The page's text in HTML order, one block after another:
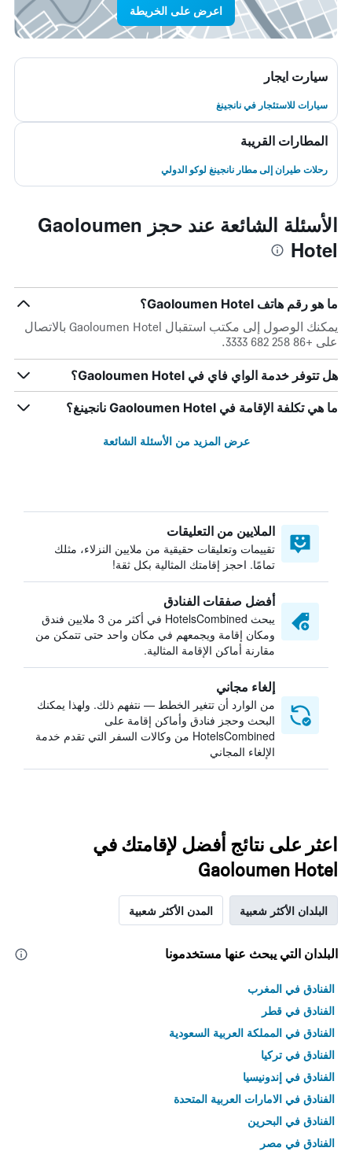
اعرض على الخريطة
سيارت ايجار
سيارات للاستئجار في نانجينغ
المطارات القريبة
رحلات طيران إلى مطار نانجينغ لوكو الدولي
الأسئلة الشائعة عند حجز Gaoloumen
Hotel
ما هو رقم هاتف Gaoloumen Hotel؟
يمكنك الوصول إلى مكتب استقبال Gaoloumen Hotel بالاتصال
على +86 258 682 3333.
هل تتوفر خدمة الواي فاي في Gaoloumen Hotel؟
ما هي تكلفة الإقامة في Gaoloumen Hotel نانجينغ؟
عرض المزيد من الأسئلة الشائعة
الملايين من التعليقات
تقييمات وتعليقات حقيقية من ملايين النزلاء، مثلك
تمامًا. احجز إقامتك المثالية بكل ثقة!
أفضل صفقات الفنادق
يبحث HotelsCombined في أكثر من 3 ملايين فندق
ومكان إقامة ويجمعهم في مكان واحد حتى تتمكن من
مقارنة أماكن الإقامة المثالية.
إلغاء مجاني
من الوارد أن تتغير الخطط — نتفهم ذلك. ولهذا يمكنك
البحث وحجز فنادق وأماكن إقامة على
HotelsCombined من وكالات السفر التي تقدم خدمة
الإلغاء المجاني
اعثر على نتائج أفضل لإقامتك في
Gaoloumen Hotel
البلدان الأكثر شعبية المدن الأكثر شعبية
البلدان التي يبحث عنها مستخدمونا
الفنادق في المغرب
الفنادق في قطر
الفنادق في المملكة العربية السعودية
الفنادق في تركيا
الفنادق في إندونيسيا
الفنادق في الامارات العربية المتحدة
الفنادق في البحرين
الفنادق في مصر